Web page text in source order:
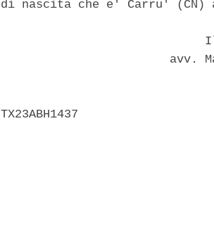
di nascita che e' Carru'
avv.